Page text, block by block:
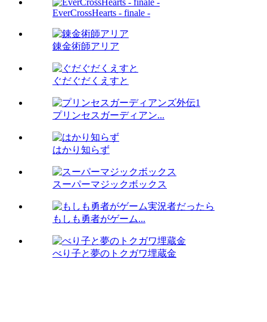
EverCrossHearts - finale -
錬金術師アリア
ぐだぐだくえすと
プリンセスガーディアン...
はかり知らず
スーパーマジックボックス
もしも勇者がゲーム...
べり子と夢のトクガワ埋蔵金